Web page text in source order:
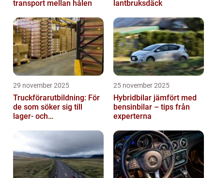
transport mellan hålen lantbruksdäck
29 november 2025
Truckförarutbildning: För
de som söker sig till
lager- och
25 november 2025
Hybridbilar jämfört med
bensinbilar – tips från
experterna